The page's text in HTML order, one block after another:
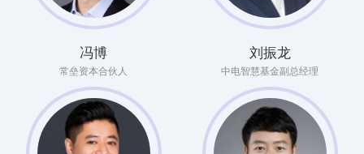
冯博
常垒资本合伙人
刘振龙
中电智慧基金副总经理